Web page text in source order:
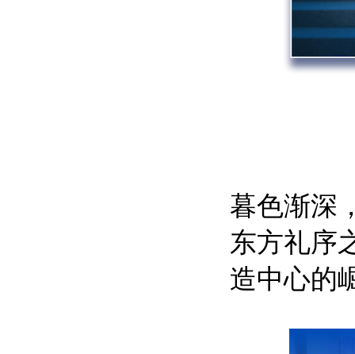
暮色渐深
东方礼序
造中心的